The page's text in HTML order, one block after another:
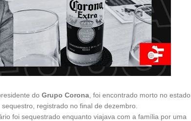
do Grupo Corona, foi encontrado morto no estado
registrado no final de dezembro.
foi sequestrado enquanto viajava com a família por uma